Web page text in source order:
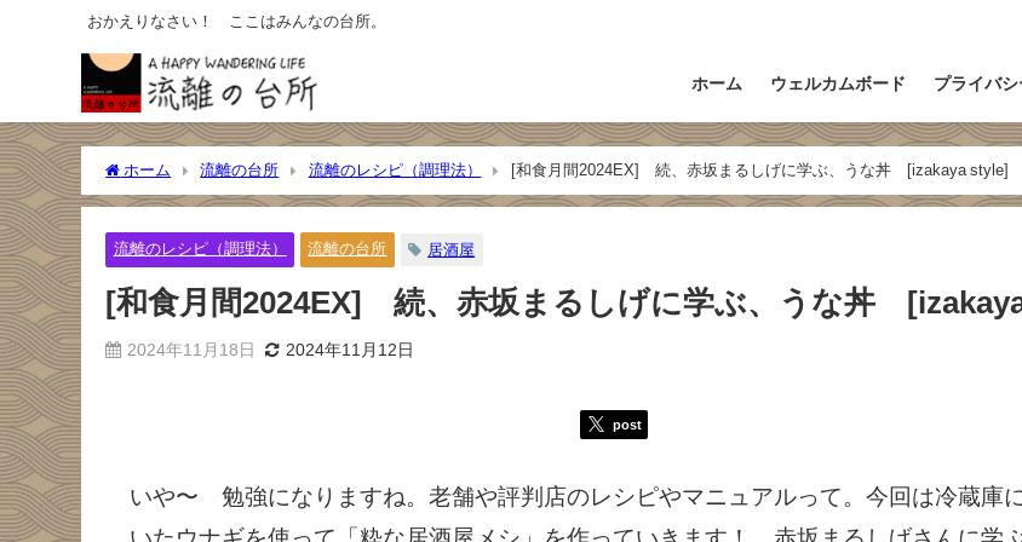
おかえりなさい！ ここはみんなの台所。
ホーム ウェルカムボード プライバ
ホーム 流離の台所 流離のレシピ（調理法） [和食月間2024EX] 続、赤坂まるしげに学ぶ、うな丼 [izakaya style]
流離のレシピ（調理法） 流離の台所 居酒屋
[和食月間2024EX] 続、赤坂まるしげに学ぶ、うな丼
2024年11月18日 2024年11月12日
post
いや〜 勉強になりますね。老舗や評判店のレシピやマニュアルって。今回は冷蔵庫